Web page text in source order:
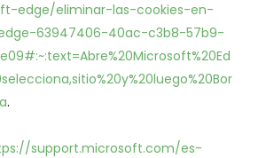
edge/eliminar-las-cookies-en-
63947406-40ac-c3b8-57b9-
.
support.microsoft.com/es-